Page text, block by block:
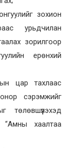
зохион
урьдчилан
зорилгоор
ерөнхий
цар тахлаас
сэрэмжийг
төлөвшүүлэхэд
“Амны хаалтаа